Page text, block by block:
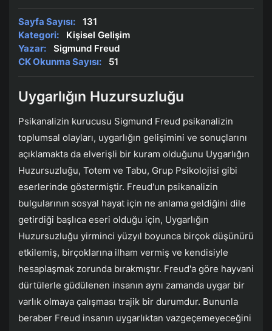
Sayfa Sayısı:
131
Kategori:
Kişisel Gelişim
Yazar:
Sigmund Freud
CK Okunma Sayısı:
51
Uygarlığın Huzursuzluğu
Psikanalizin kurucusu Sigmund Freud psikanalizin
toplumsal olayları, uygarlığın gelişimini ve sonuçlarını
açıklamakta da elverişli bir kuram olduğunu Uygarlığın
Huzursuzluğu, Totem ve Tabu, Grup Psikolojisi gibi
eserlerinde göstermiştir. Freud'un psikanalizin
bulgularının sosyal hayat için ne anlama geldiğini dile
getirdiği başlıca eseri olduğu için, Uygarlığın
Huzursuzluğu yirminci yüzyıl boyunca birçok düşünürü
etkilemiş, birçoklarına ilham vermiş ve kendisiyle
hesaplaşmak zorunda bırakmıştır. Freud'a göre hayvani
dürtülerle güdülenen insanın aynı zamanda uygar bir
varlık olmaya çalışması trajik bir durumdur. Bununla
beraber Freud insanın uygarlıktan vazgeçemeyeceğini